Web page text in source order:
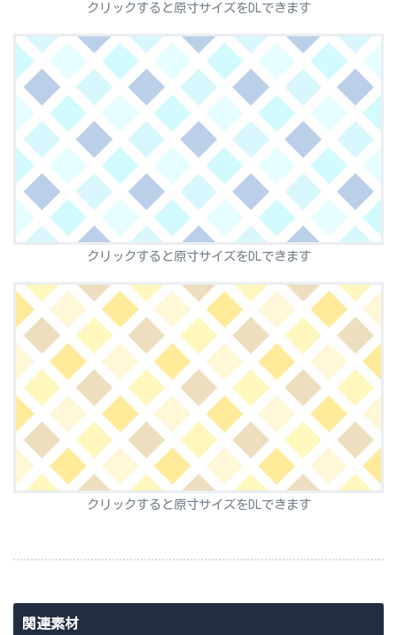
クリックすると原寸サイズをDLできます
クリックすると原寸サイズをDLできます
クリックすると原寸サイズをDLできます
関連素材